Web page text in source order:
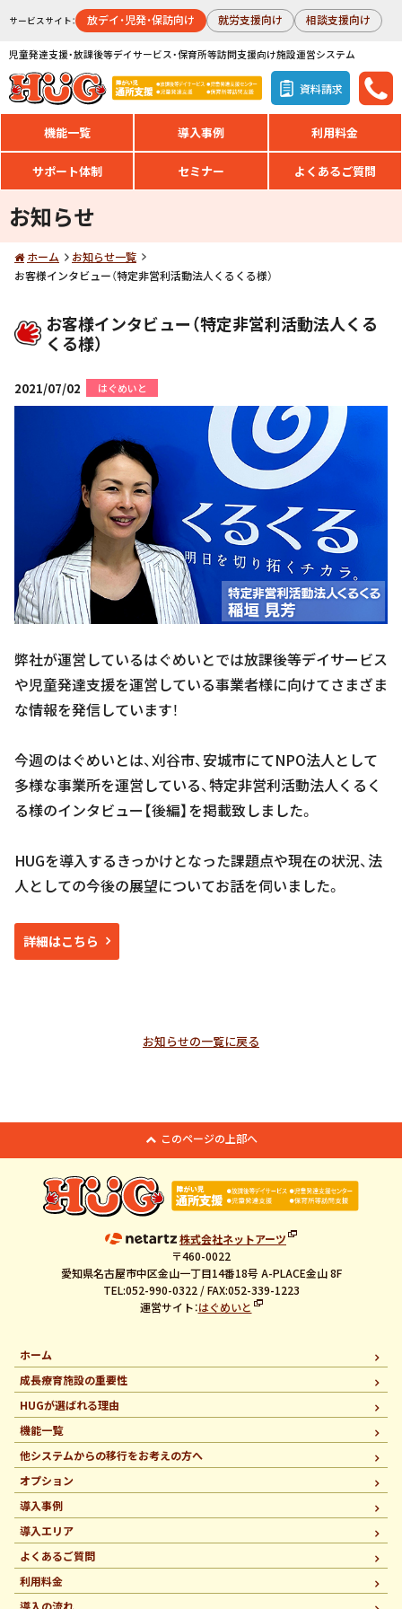
サービスサイト： 放デイ・児発・保訪向け 就労支援向け 相談支援向け
児童発達支援・放課後等デイサービス・保育所等訪問支援向け施設運営システム
資料請求
機能一覧 導入事例 利用料金
サポート体制 セミナー よくあるご質問
お知らせ
ホーム
お知らせ一覧
お客様インタビュー（特定非営利活動法人くるくる様）
お客様インタビュー（特定非営利活動法人くる
くる様）
2021/07/02 はぐめいと
弊社が運営しているはぐめいとでは放課後等デイサービス
や児童発達支援を運営している事業者様に向けてさまざま
な情報を発信しています！
今週のはぐめいとは、刈谷市、安城市にてNPO法人として
多様な事業所を運営している、特定非営利活動法人くるく
る様のインタビュー【後編】を掲載致しました。
HUGを導入するきっかけとなった課題点や現在の状況、法
人としての今後の展望についてお話を伺いました。
詳細はこちら
お知らせの一覧に戻る
このページの上部へ
株式会社ネットアーツ
〒460-0022
愛知県名古屋市中区金山一丁目14番18号 A-PLACE金山 8F
TEL:052-990-0322 / FAX:052-339-1223
運営サイト：はぐめいと
ホーム
成長療育施設の重要性
HUGが選ばれる理由
機能一覧
他システムからの移行をお考えの方へ
オプション
導入事例
導入エリア
よくあるご質問
利用料金
導入の流れ